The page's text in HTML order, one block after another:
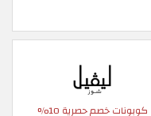
كوبونات خصم حصرية 10%